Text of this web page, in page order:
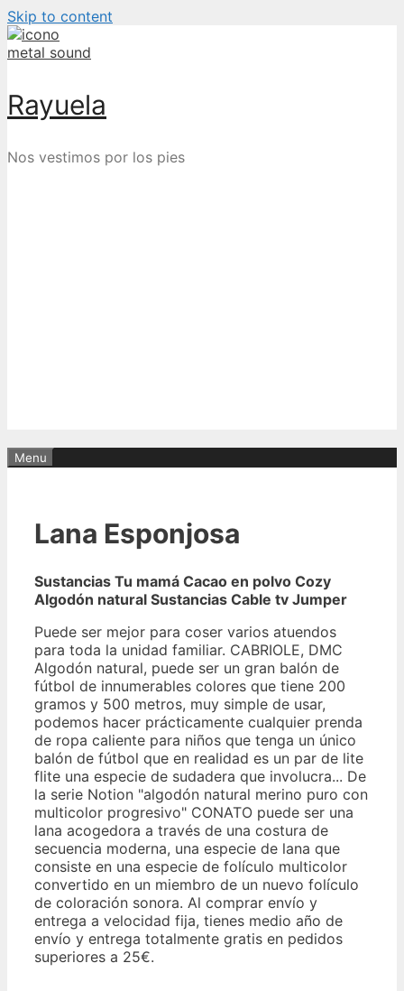
Skip to content
Rayuela
Nos vestimos por los pies
Menu
Lana Esponjosa
Sustancias Tu mamá Cacao en polvo Cozy
Algodón natural Sustancias Cable tv Jumper
Puede ser mejor para coser varios atuendos
para toda la unidad familiar. CABRIOLE, DMC
Algodón natural, puede ser un gran balón de
fútbol de innumerables colores que tiene 200
gramos y 500 metros, muy simple de usar,
podemos hacer prácticamente cualquier prenda
de ropa caliente para niños que tenga un único
balón de fútbol que en realidad es un par de lite
flite una especie de sudadera que involucra... De
la serie Notion "algodón natural merino puro con
multicolor progresivo" CONATO puede ser una
lana acogedora a través de una costura de
secuencia moderna, una especie de lana que
consiste en una especie de folículo multicolor
convertido en un miembro de un nuevo folículo
de coloración sonora. Al comprar envío y
entrega a velocidad fija, tienes medio año de
envío y entrega totalmente gratis en pedidos
superiores a 25€.